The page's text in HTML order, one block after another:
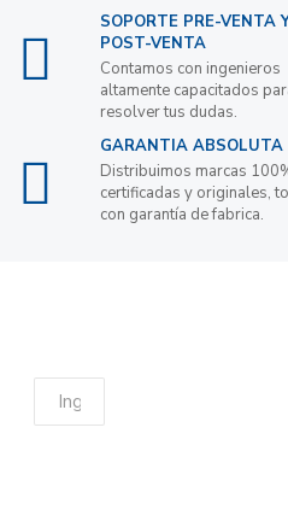
SOPORTE PRE-VENTA
POST-VENTA
Contamos con ingenieros
altamente capacitados
resolver tus dudas.
GARANTIA ABSOLUTA
Distribuimos marcas
certificadas y originales,
con garantía de fabrica.